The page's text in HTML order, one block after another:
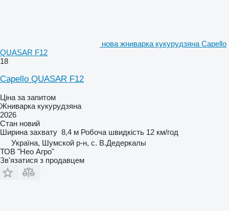
нова жниварка кукурудзяна Capello
QUASAR F12
18
Capello QUASAR F12
Ціна за запитом
Жниварка кукурудзяна
2026
Стан новий
Ширина захвату 8,4 м Робоча швидкість 12 км/год
Україна, Шумской р-н, с. В.Дедеркалы
ТОВ "Нео Агро"
Зв'язатися з продавцем